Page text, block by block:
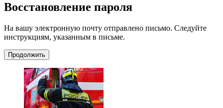
Восстановление пароля
На вашу электронную почту отправлено письмо. Следуйте
инструкциям, указанным в письме.
Продолжить